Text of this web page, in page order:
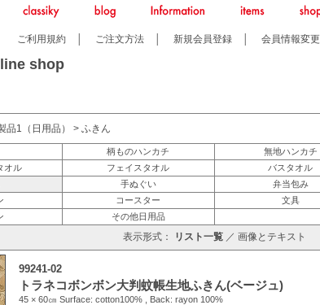
ご利用規約 ご注文方法 新規会員登録 会員情報変更
shop
品1（日用品） > ふきん
柄ものハンカチ 無地ハンカチ
オル
フェイスタオル バスタオル
手ぬぐい 弁当包み
コースター 文具
その他日用品
表示形式： リスト一覧／ 画像とテキスト
99241-02
トラネコボンボン大判蚊帳生地ふきん(ベージュ)
45 × 60㎝ Surface: cotton100% , Back: rayon 100%